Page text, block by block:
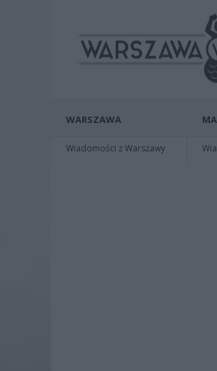
WARSZAWA
Wiadomości z Warszawy